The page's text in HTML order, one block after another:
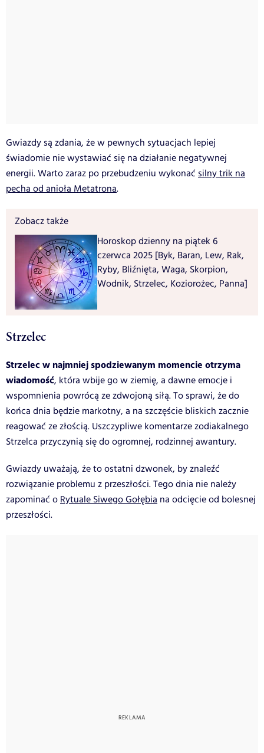
Gwiazdy są zdania, że w pewnych sytuacjach lepiej
świadomie nie wystawiać się na działanie negatywnej
energii. Warto zaraz po przebudzeniu wykonać silny trik na
pecha od anioła Metatrona.
Zobacz także
Horoskop dzienny na piątek 6
czerwca 2025 [Byk, Baran, Lew, Rak,
Ryby, Bliźnięta, Waga, Skorpion,
Wodnik, Strzelec, Koziorożec, Panna]
Strzelec
Strzelec w najmniej spodziewanym momencie otrzyma
wiadomość, która wbije go w ziemię, a dawne emocje i
wspomnienia powrócą ze zdwojoną siłą. To sprawi, że do
końca dnia będzie markotny, a na szczęście bliskich zacznie
reagować ze złością. Uszczypliwe komentarze zodiakalnego
Strzelca przyczynią się do ogromnej, rodzinnej awantury.
Gwiazdy uważają, że to ostatni dzwonek, by znaleźć
rozwiązanie problemu z przeszłości. Tego dnia nie należy
zapominać oRytuale Siwego Gołębia na odcięcie od bolesnej
przeszłości.